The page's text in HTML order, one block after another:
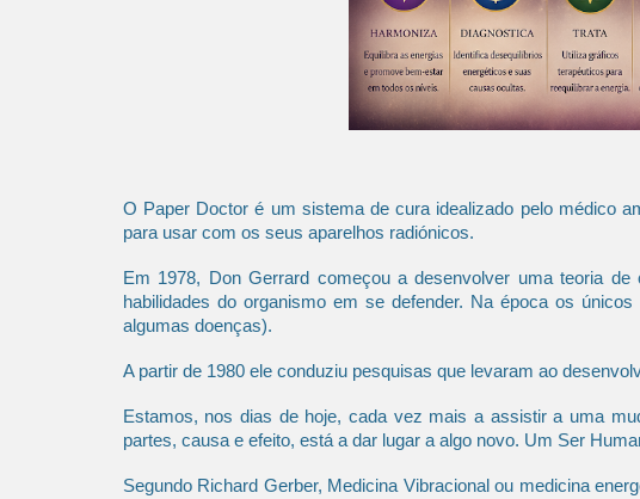
​O Paper Doctor é um sistema de cura idealizado pelo médico
para usar com os seus aparelhos radiónicos.
Em 1978, Don Gerrard começou a desenvolver uma teoria
habilidades do organismo em se defender. Na época os
algumas doenças).
A partir de 1980 ele conduziu pesquisas que levaram ao
Estamos, nos dias de hoje, cada vez mais a assistir a uma
partes, causa e efeito, está a dar lugar a algo novo. Um Ser
Segundo Richard Gerber, Medicina Vibracional ou medicina